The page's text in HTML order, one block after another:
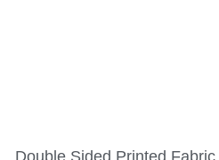
Double Sided Printed